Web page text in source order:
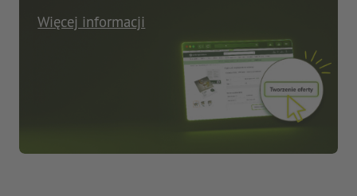
Więcej informacji